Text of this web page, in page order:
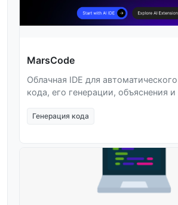
MarsCode
Облачная IDE для
кода, его генерации, объяснения и
Генерация кода